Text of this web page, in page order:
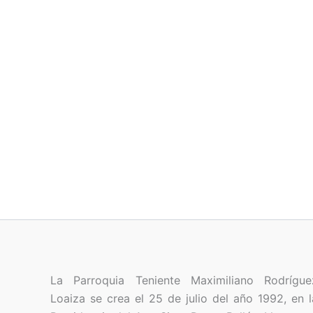
La Parroquia Teniente Maximiliano
Loaiza se crea el 25 de julio del año 1992, en